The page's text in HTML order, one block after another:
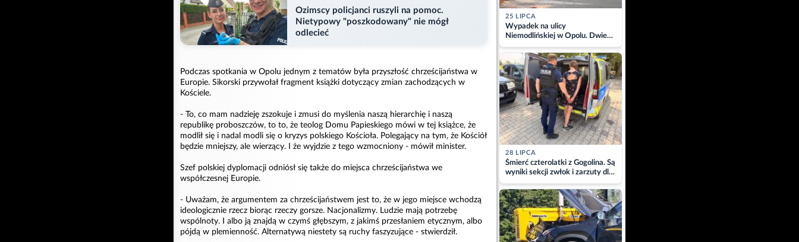
Ozimscy policjanci ruszyli na pomoc.
Nietypowy "poszkodowany" nie mógł
odlecieć
Podczas spotkania w Opolu jednym z tematów była przyszłość chrześcijaństwa w
Europie. Sikorski przywołał fragment książki dotyczący zmian zachodzących w
Kościele.
- To, co mam nadzieję zszokuje i zmusi do myślenia naszą hierarchię i naszą
republikę proboszczów, to to, że teolog Domu Papieskiego mówi w tej książce, że
modlił się i nadal modli się o kryzys polskiego Kościoła. Polegający na tym, że Kościół
będzie mniejszy, ale wierzący. I że wyjdzie z tego wzmocniony - mówił minister.
Szef polskiej dyplomacji odniósł się także do miejsca chrześcijaństwa we
współczesnej Europie.
- Uważam, że argumentem za chrześcijaństwem jest to, że w jego miejsce wchodzą
ideologicznie rzecz biorąc rzeczy gorsze. Nacjonalizmy. Ludzie mają potrzebę
wspólnoty. I albo ją znajdą w czymś głębszym, z jakimś przesłaniem etycznym, albo
pójdą w plemienność. Alternatywą niestety są ruchy faszyzujące - stwierdził.
25 LIPCA
Wypadek na ulicy
Niemodlińskiej w Opolu. Dwie
osoby w szpitalu
28 LIPCA
Śmierć czterolatki z Gogolina. Są
wyniki sekcji zwłok i zarzuty dla
matki